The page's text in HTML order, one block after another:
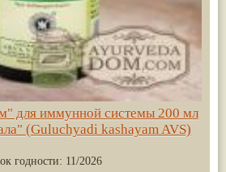
для иммунной системы 200 мл
(Guluchyadi kashayam AVS)
годности: 11/2026